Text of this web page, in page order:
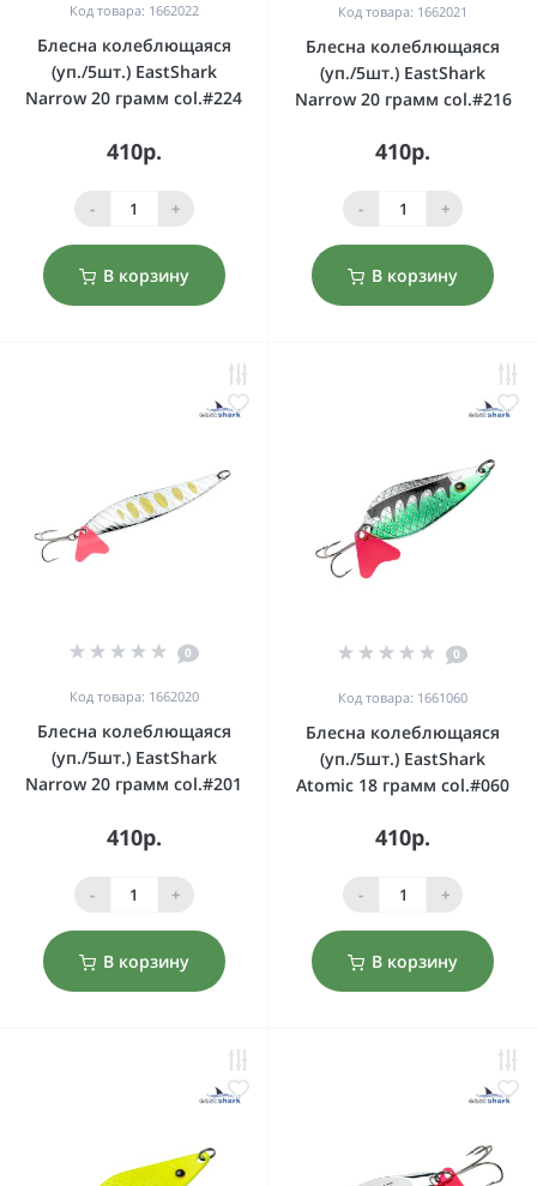
Код товара: 1662022
Блесна колеблющаяся
(уп./5шт.) EastShark
Narrow 20 грамм col.#224
410р.
- +
В корзину
Код товара: 1662021
Блесна колеблющаяся
(уп./5шт.) EastShark
Narrow 20 грамм col.#216
410р.
- +
В корзину
0
Код товара: 1662020
Блесна колеблющаяся
(уп./5шт.) EastShark
Narrow 20 грамм col.#201
410р.
- +
В корзину
0
Код товара: 1661060
Блесна колеблющаяся
(уп./5шт.) EastShark
Atomic 18 грамм col.#060
410р.
- +
В корзину